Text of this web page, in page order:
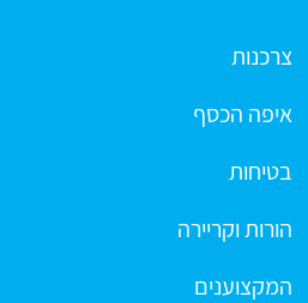
צרכנות
איפה הכסף
בטיחות
הורות וקריירה
המקצוענים